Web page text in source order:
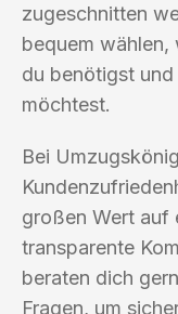
zugeschnitten
bequem wählen,
du benötigst
möchtest.
Bei
großen Wert auf
transparente
beraten dich
Fragen, um